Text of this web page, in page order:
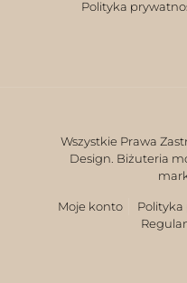
Polityka
Wszystkie Prawa
Design. Biżuteria
Moje konto Polityka